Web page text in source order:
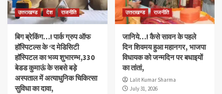
उत्तराखण्ड देश राजनीति
बिग ब्रेकिंग…! पार्क ग्रुप ऑफ
हॉस्पिटल्स के ‘द मेडिसिटी
हॉस्पिटल का भव्य शुभारम्भ,330
बेडड कुमाऊं के सबसे बड़े
अस्पताल में अत्याधुनिक चिकित्सा
सुविधा का दावा,
उत्तराखण्ड राजनीति
जानिये…! कैसे सावन के पहले
दिन शिवमय हुआ महानगर, भाजपा
विधायक को जन्मदिन पर बधाइयों
का तांतां,
Lalit Kumar Sharma
July 31, 2026